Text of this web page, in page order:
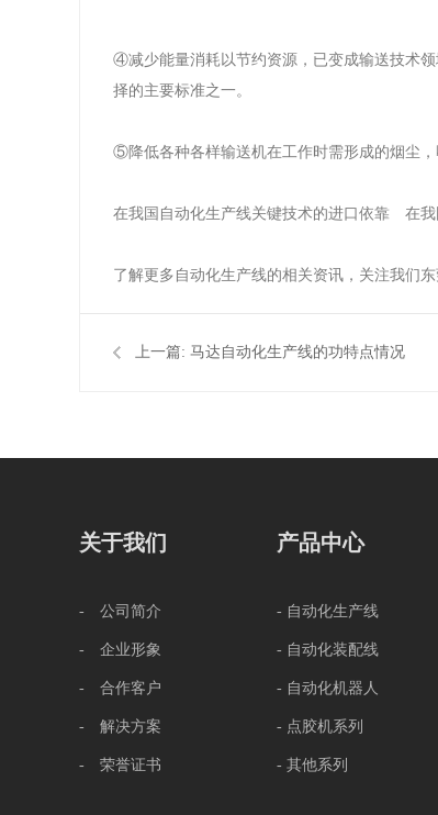
④减少能量消耗以节约资源，已变成输送技术
择的主要标准之一。
⑤降低各种各样输送机在工作时需形成的烟尘，
在我国自动化生产线关键技术的进口依靠 在我
了解更多自动化生产线的相关资讯，关注我们东
上一篇: 马达自动化生产线的功特点情况
关于我们
- 公司简介
- 企业形象
- 合作客户
- 解决方案
- 荣誉证书
产品中心
- 自动化生产线
- 自动化装配线
- 自动化机器人
- 点胶机系列
- 其他系列